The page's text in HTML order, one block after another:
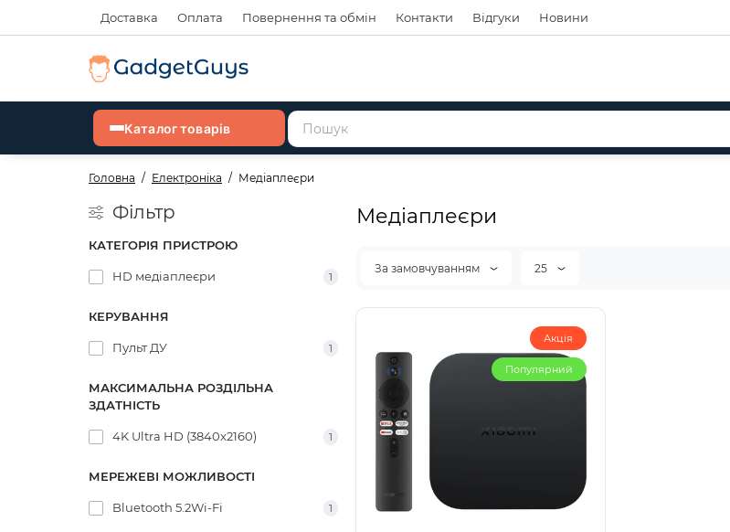
Доставка Оплата Повернення та обмін Контакти Відгуки Новини
Каталог товарів
Головна Електроніка Медіаплеєри
Фільтр
КАТЕГОРІЯ ПРИСТРОЮ
HD медіаплеєри 1
КЕРУВАННЯ
Пульт ДУ 1
МАКСИМАЛЬНА РОЗДІЛЬНА
ЗДАТНІСТЬ
4K Ultra HD (3840x2160) 1
МЕРЕЖЕВІ МОЖЛИВОСТІ
Bluetooth 5.2Wi-Fi 1
Медіаплеєри
За замовчуванням 25
Акція
Популярний